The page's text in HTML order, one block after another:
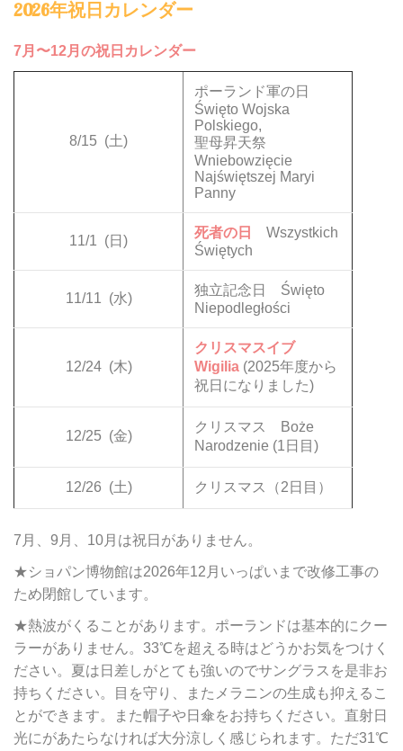
2026年祝日カレンダー
7月〜12月の祝日カレンダー
8/15 (土)
ポーランド軍の日
Święto Wojska
Polskiego,
聖母昇天祭
Wniebowzięcie
Najświętszej Maryi
Panny
11/1 (日)
死者の日
Wszystkich
Świętych
11/11 (水)
独立記念日 Święto
Niepodległości
12/24 (木)
クリスマスイブ
Wigilia (2025年度から
祝日になりました)
12/25 (金)
クリスマス Boże
Narodzenie (1日目)
12/26 (土) クリスマス（2日目）
7月、9月、10月は祝日がありません。
★ショパン博物館は2026年12月いっぱいまで改修工事の
ため閉館しています。
★熱波がくることがあります。ポーランドは基本的にクー
ラーがありません。33℃を超える時はどうかお気をつけく
ださい。夏は日差しがとても強いのでサングラスを是非お
持ちください。目を守り、またメラニンの生成も抑えるこ
とができます。また帽子や日傘をお持ちください。直射日
光にがあたらなければ大分涼しく感じられます。ただ31℃